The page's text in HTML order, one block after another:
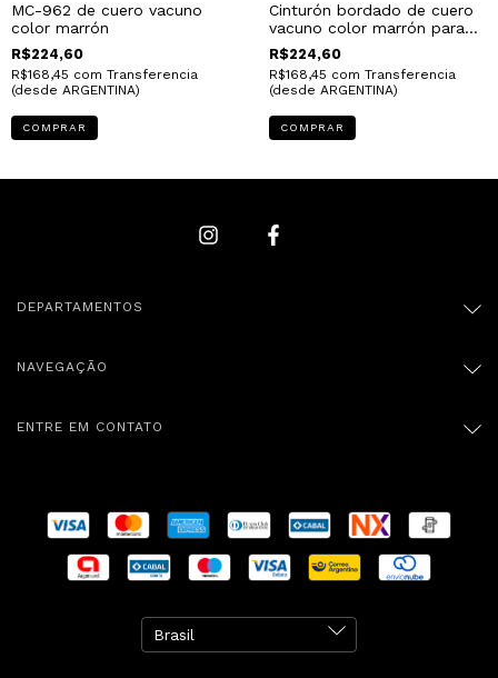
MC-962 de cuero vacuno
color marrón
R$224,60
R$168,45 com Transferencia
(desde ARGENTINA)
COMPRAR
Cinturón bordado de cuero
vacuno color marrón para
hombre
R$224,60
R$168,45 com Transferencia
(desde ARGENTINA)
COMPRAR
DEPARTAMENTOS
NAVEGAÇÃO
ENTRE EM CONTATO